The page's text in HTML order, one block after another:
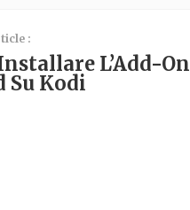
:
L’Add-On
Su Kodi